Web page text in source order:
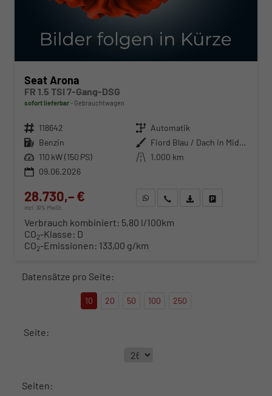
Seat Arona
FR 1.5 TSI 7-Gang-DSG
sofort lieferbar Gebrauchtwagen
Fahrzeugnr. 118642 Getriebe Automatik
Kraftstoff Benzin Außenfarbe
Fiord Blau / Dach in Midnight Schwarz Metallic
Leistung 110 kW (150 PS) Kilometerstand 1.000 km
09.06.2026
28.730,– €
incl. 19% MwSt.
WhatsApp anfragen
Wir rufen Sie anFahrzeugexposé (PDF)
Verbrauch kombiniert: 5,80 l/100km
CO2-Klasse: D
CO2-Emissionen: 133,00 g/km
Datensätze pro Seite:
10 20 50 100 250
Seite:
Seiten: